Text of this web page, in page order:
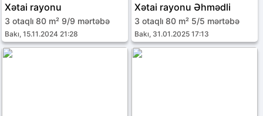
Xətai rayonu
3 otaqlı 80 m² 9/9 mərtəbə
Bakı, 15.11.2024 21:28
Xətai rayonu Əhmədli
3 otaqlı 80 m² 5/5 mərtəbə
Bakı, 31.01.2025 17:13